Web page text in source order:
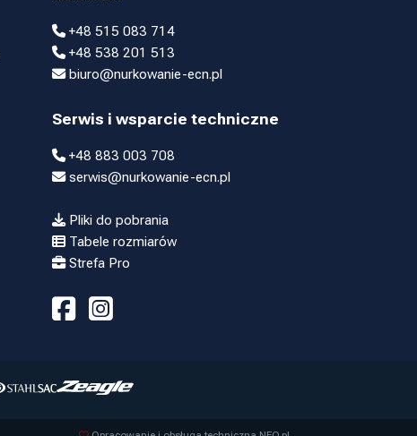
+48 515 083 714
+48 538 201 513
biuro@nurkowanie-ecn.pl
Serwis i wsparcie techniczne
+48 883 003 708
serwis@nurkowanie-ecn.pl
Pliki do pobrania
Tabele rozmiarów
Strefa Pro